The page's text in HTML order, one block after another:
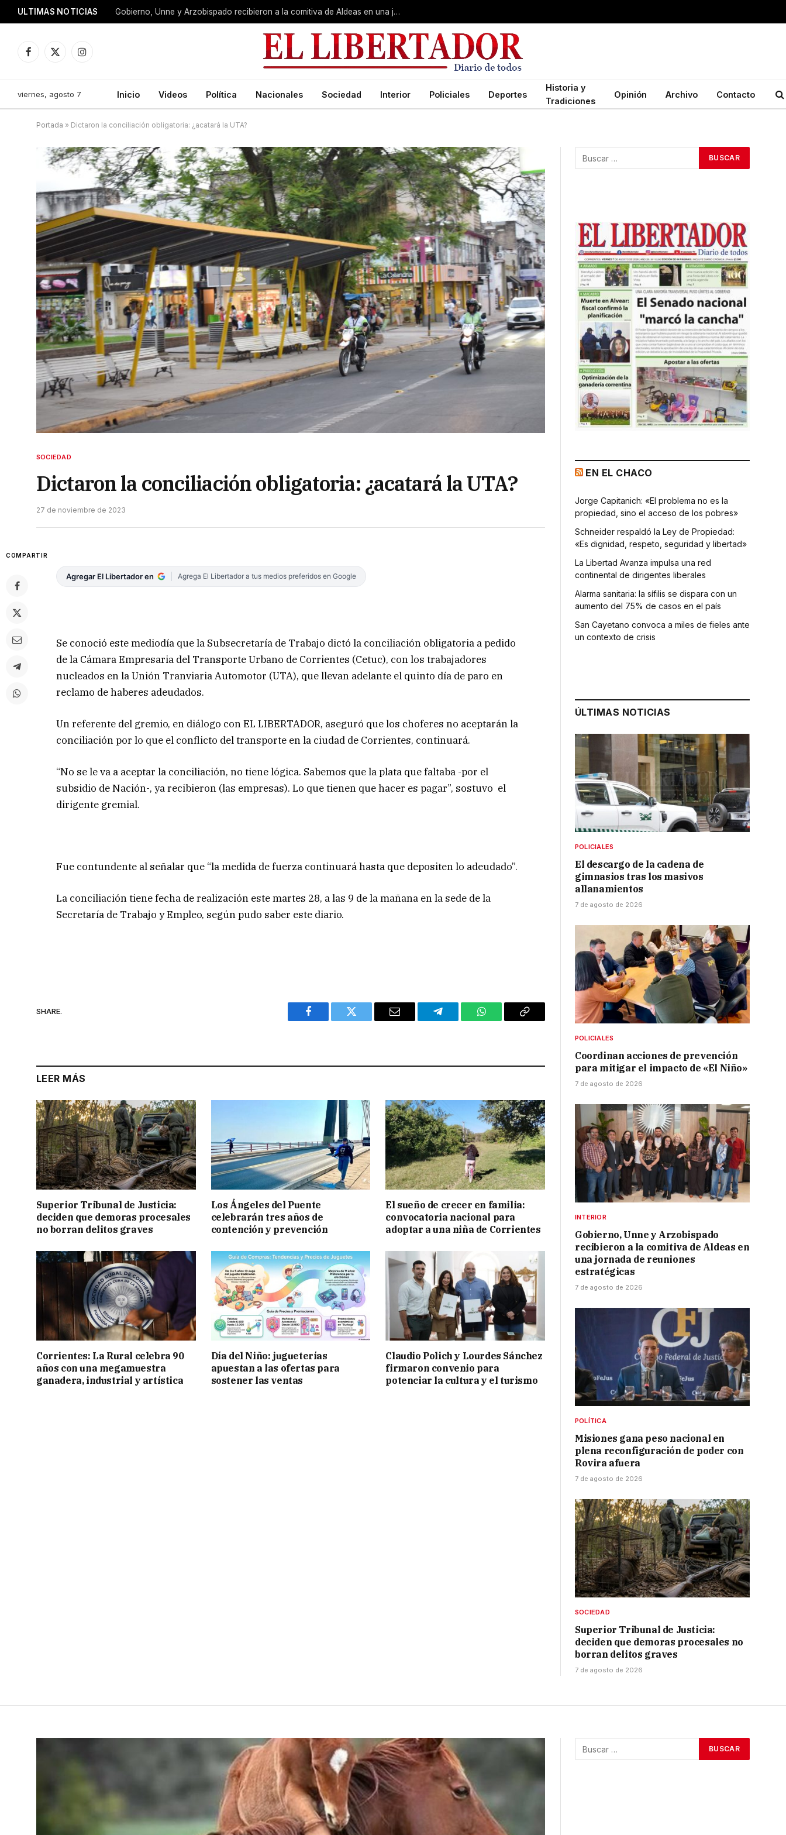
ULTIMAS NOTICIAS Gobierno, Unne y Arzobispado recibieron a la comitiva de Aldeas en una jornada de reuniones estratégicas
Facebook
X
Instagram
viernes, agosto 7 Inicio Videos Política Nacionales Sociedad Interior Policiales Deportes
Historia y
Tradiciones
Opinión Archivo Contacto
Portada » Dictaron la conciliación obligatoria: ¿acatará la UTA?
SOCIEDAD
Dictaron la conciliación obligatoria: ¿acatará la UTA?
27 de noviembre de 2023
COMPARTIR
Agregar El Libertador en Agrega El Libertador a tus medios preferidos en Google
Se conoció este mediodía que la Subsecretaría de Trabajo dictó la conciliación obligatoria a pedido
de la Cámara Empresaria del Transporte Urbano de Corrientes (Cetuc), con los trabajadores
nucleados en la Unión Tranviaria Automotor (UTA), que llevan adelante el quinto día de paro en
reclamo de haberes adeudados.
Un referente del gremio, en diálogo con EL LIBERTADOR, aseguró que los choferes no aceptarán la
conciliación por lo que el conflicto del transporte en la ciudad de Corrientes, continuará.
“No se le va a aceptar la conciliación, no tiene lógica. Sabemos que la plata que faltaba -por el
subsidio de Nación-, ya recibieron (las empresas). Lo que tienen que hacer es pagar”, sostuvo el
dirigente gremial.
Fue contundente al señalar que “la medida de fuerza continuará hasta que depositen lo adeudado”.
La conciliación tiene fecha de realización este martes 28, a las 9 de la mañana en la sede de la
Secretaría de Trabajo y Empleo, según pudo saber este diario.
SHARE.
Facebook Twitter Email Telegram WhatsAppCopy
LEER MÁS
Superior Tribunal de Justicia:
deciden que demoras procesales
no borran delitos graves
Los Ángeles del Puente
celebrarán tres años de
contención y prevención
El sueño de crecer en familia:
convocatoria nacional para
adoptar a una niña de Corrientes
Corrientes: La Rural celebra 90
años con una megamuestra
ganadera, industrial y artística
Día del Niño: jugueterías
apuestan a las ofertas para
sostener las ventas
Claudio Polich y Lourdes Sánchez
firmaron convenio para
potenciar la cultura y el turismo
EN EL CHACO
Jorge Capitanich: «El problema no es la
propiedad, sino el acceso de los pobres»
Schneider respaldó la Ley de Propiedad:
«Es dignidad, respeto, seguridad y libertad»
La Libertad Avanza impulsa una red
continental de dirigentes liberales
Alarma sanitaria: la sífilis se dispara con un
aumento del 75% de casos en el país
San Cayetano convoca a miles de fieles ante
un contexto de crisis
ÚLTIMAS NOTICIAS
POLICIALES
El descargo de la cadena de
gimnasios tras los masivos
allanamientos
7 de agosto de 2026
POLICIALES
Coordinan acciones de prevención
para mitigar el impacto de «El Niño»
7 de agosto de 2026
INTERIOR
Gobierno, Unne y Arzobispado
recibieron a la comitiva de Aldeas en
una jornada de reuniones
estratégicas
7 de agosto de 2026
POLÍTICA
Misiones gana peso nacional en
plena reconfiguración de poder con
Rovira afuera
7 de agosto de 2026
SOCIEDAD
Superior Tribunal de Justicia:
deciden que demoras procesales no
borran delitos graves
7 de agosto de 2026